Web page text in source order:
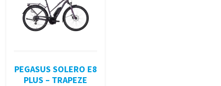
PEGASUS SOLERO E8
PLUS – TRAPEZE